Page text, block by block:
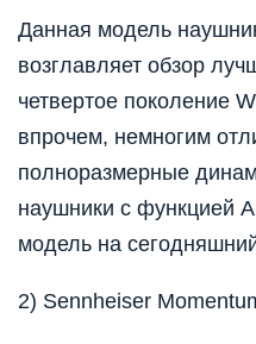
Данная модель
возглавляет обзор
четвертое поколение
впрочем, немногим
полноразмерные
наушники с функцией
модель на
2) Sennheiser